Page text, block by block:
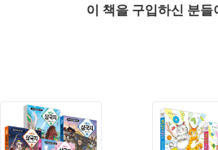
이 책을 구입하신 분